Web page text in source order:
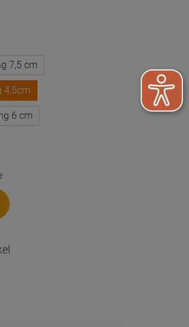
7,5 cm
4,5cm
6 cm